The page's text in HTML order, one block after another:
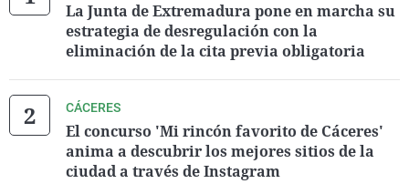
La Junta de Extremadura pone en marcha su
estrategia de desregulación con la
eliminación de la cita previa obligatoria
CÁCERES
El concurso 'Mi rincón favorito de Cáceres'
anima a descubrir los mejores sitios de la
ciudad a través de Instagram